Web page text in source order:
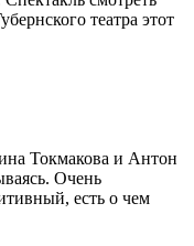
театра этот
Токмакова и Антон
Очень
есть о чем